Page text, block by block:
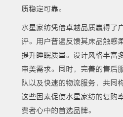
质稳定可靠。
水星家纺凭借卓越品质赢得了
评。用户普遍反馈其床品触感
提升睡眠质量。设计风格丰富
审美需求。同时，完善的售后
队以及快速的物流服务，共同
这些因素促使水星家纺的复购
费者心中的首选品牌。